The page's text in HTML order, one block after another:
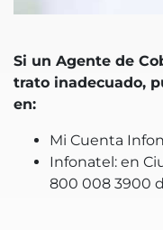
Si un Agente de
trato inadecuado,
en:
Mi Cuenta
Infonatel: en
800 008 3900